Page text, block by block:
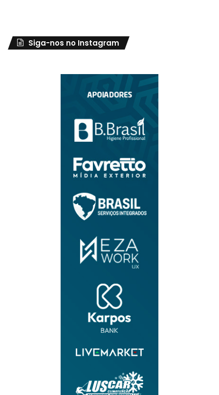
Siga-nos no Instagram